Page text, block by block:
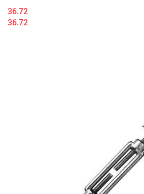
36.72
36.72